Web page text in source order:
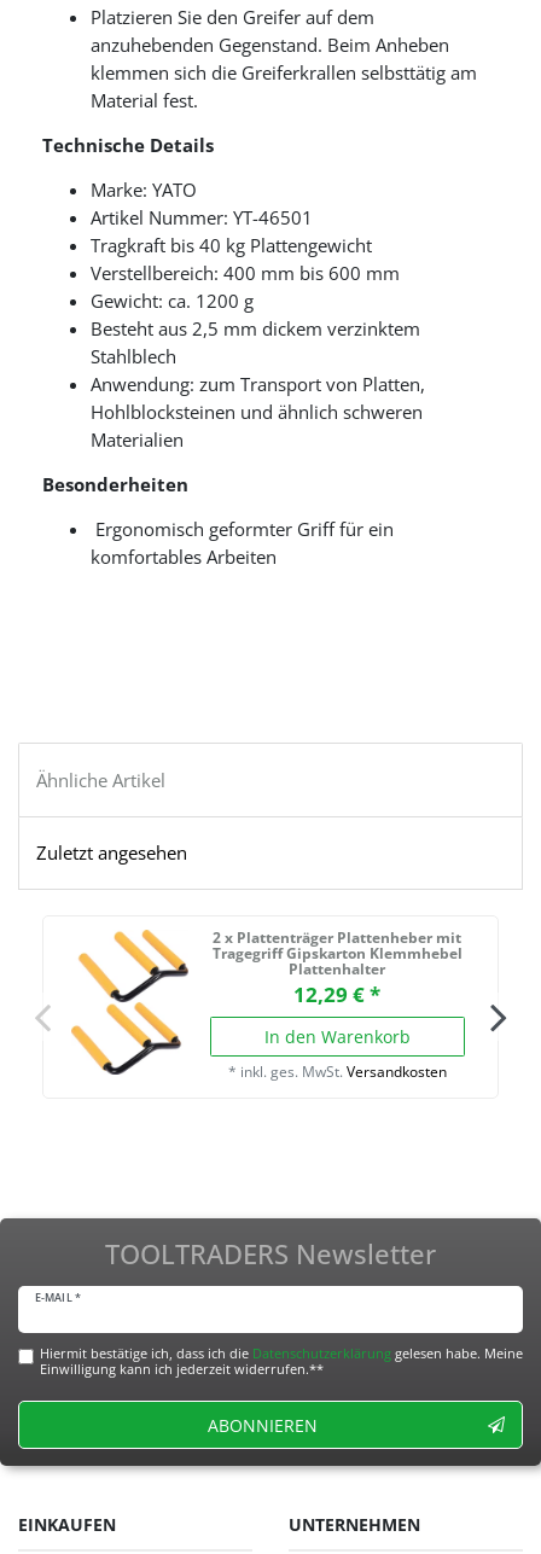
Platzieren Sie den Greifer auf dem
anzuhebenden Gegenstand. Beim Anheben
klemmen sich die Greiferkrallen selbsttätig am
Material fest.
Technische Details
Marke: YATO
Artikel Nummer: YT-46501
Tragkraft bis 40 kg Plattengewicht
Verstellbereich: 400 mm bis 600 mm
Gewicht: ca. 1200 g
Besteht aus 2,5 mm dickem verzinktem
Stahlblech
Anwendung: zum Transport von Platten,
Hohlblocksteinen und ähnlich schweren
Materialien
Besonderheiten
Ergonomisch geformter Griff für ein
komfortables Arbeiten
Ähnliche Artikel
Zuletzt angesehen
2 x Plattenträger Plattenheber mit
Tragegriff Gipskarton Klemmhebel
Plattenhalter
12,29 € *
In den Warenkorb
* inkl. ges. MwSt. Versandkosten
TOOLTRADERS Newsletter
E-MAIL *
Hiermit bestätige ich, dass ich die Daten­schutz­erklärunggelesen habe. Meine
Einwilligung kann ich jederzeit widerrufen.**
ABONNIEREN
EINKAUFEN UNTERNEHMEN